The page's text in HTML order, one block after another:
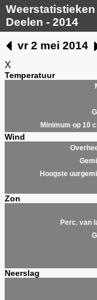
Weerstatistieken
Deelen - 2014
vr 2 mei 2014
X
Temperatuur
Minimum op 10
Wind
Hoogste
Zon
Perc. van
Neerslag